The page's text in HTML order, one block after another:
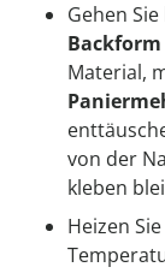
Gehen
Material,
von der
kleben
Heizen